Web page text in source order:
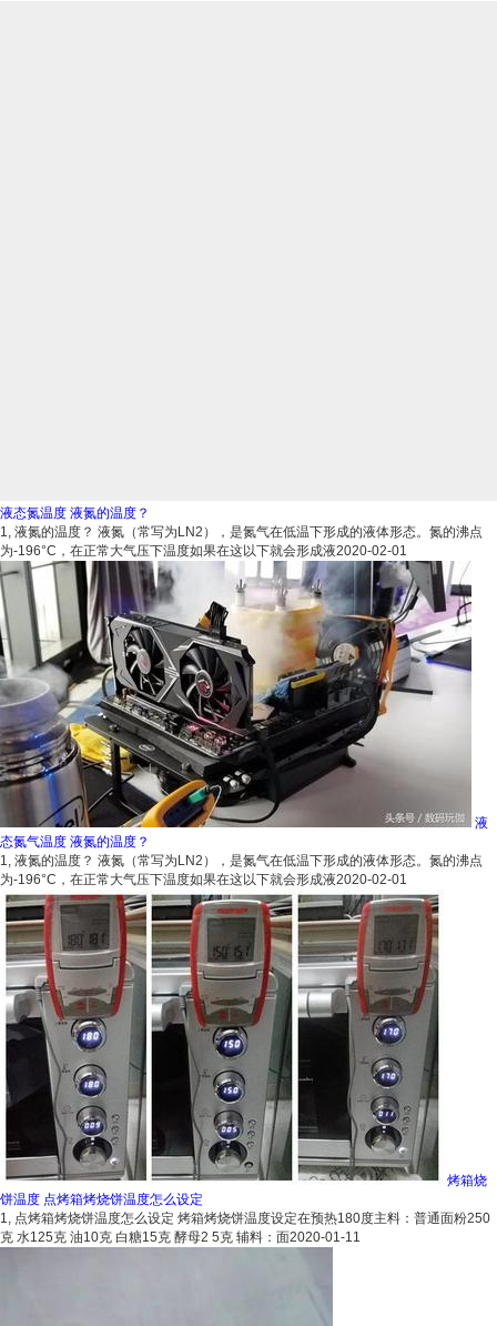
液态氮温度 液氮的温度？
1, 液氮的温度？ 液氮（常写为LN2），是氮气在低温下形成的液体形态。氮的沸点
为-196°C，在正常大气压下温度如果在这以下就会形成液2020-02-01
液
态氮气温度 液氮的温度？
1, 液氮的温度？ 液氮（常写为LN2），是氮气在低温下形成的液体形态。氮的沸点
为-196°C，在正常大气压下温度如果在这以下就会形成液2020-02-01
烤箱烧
饼温度 点烤箱烤烧饼温度怎么设定
1, 点烤箱烤烧饼温度怎么设定 烤箱烤烧饼温度设定在预热180度主料：普通面粉250
克 水125克 油10克 白糖15克 酵母2 5克 辅料：面2020-01-11